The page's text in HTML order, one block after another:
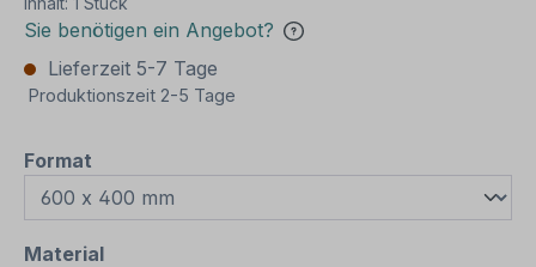
Sie benötigen ein Angebot?
Lieferzeit 5-7 Tage
Produktionszeit 2-5 Tage
Format
Materialauswählen